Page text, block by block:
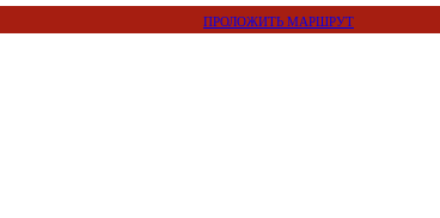
ПРОЛОЖИТЬ МАРШРУТ